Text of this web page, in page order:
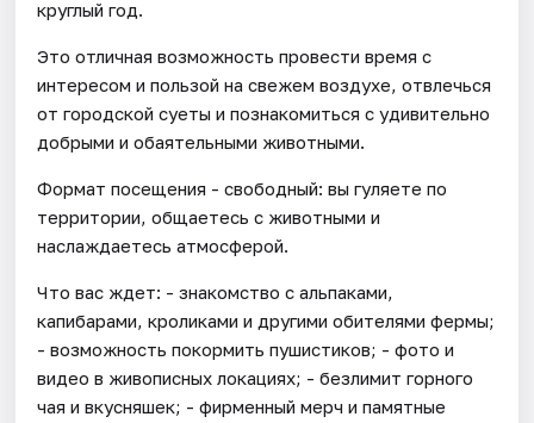
круглый год.
Это отличная возможность провести время с
интересом и пользой на свежем воздухе, отвлечься
от городской суеты и познакомиться с удивительно
добрыми и обаятельными животными.
Формат посещения - свободный: вы гуляете по
территории, общаетесь с животными и
наслаждаетесь атмосферой.
Что вас ждет: - знакомство с альпаками,
капибарами, кроликами и другими обителями фермы;
- возможность покормить пушистиков; - фото и
видео в живописных локациях; - безлимит горного
чая и вкусняшек; - фирменный мерч и памятные